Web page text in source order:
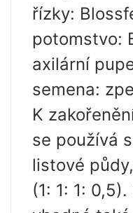
řízky:
potomstvo:
axilární
semena:
K
se používá
listové
(1: 1: 1: